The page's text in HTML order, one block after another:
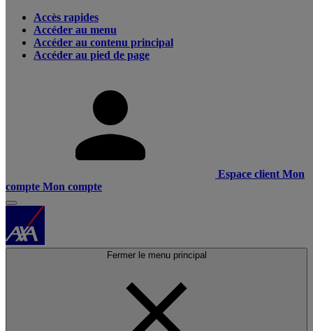
Accès rapides
Accéder au menu
Accéder au contenu principal
Accéder au pied de page
Espace client Mon
compte Mon compte
Fermer le menu principal